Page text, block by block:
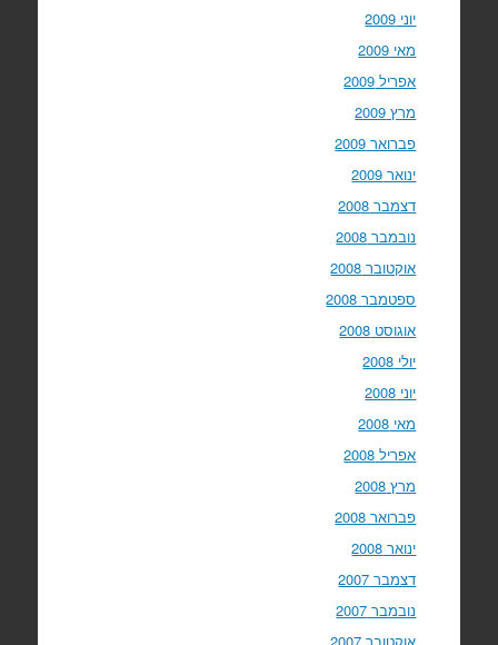
יוני 2009
מאי 2009
אפריל 2009
מרץ 2009
פברואר 2009
ינואר 2009
דצמבר 2008
נובמבר 2008
אוקטובר 2008
ספטמבר 2008
אוגוסט 2008
יולי 2008
יוני 2008
מאי 2008
אפריל 2008
מרץ 2008
פברואר 2008
ינואר 2008
דצמבר 2007
נובמבר 2007